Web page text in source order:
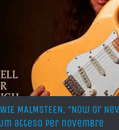
MORTIIS, ha pubblicato un
05 Agosto 2026